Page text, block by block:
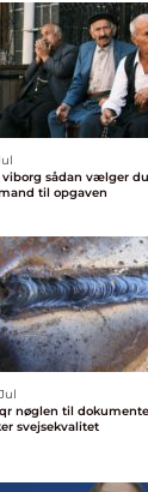
vælger du den rette
til opgaven
og
svejsekvalitet